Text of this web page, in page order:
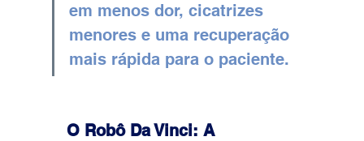
em menos dor, cicatrizes
menores e uma recuperação
mais rápida para o paciente.
O Robô Da Vinci: A